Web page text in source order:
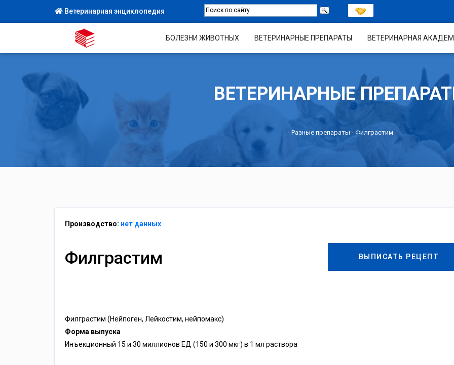
Ветеринарная энциклопедия
БОЛЕЗНИ ЖИВОТНЫХ ВЕТЕРИНАРНЫЕ ПРЕПАРАТЫ ВЕТЕРИНАРНАЯ
ВЕТЕРИНАРНЫЕ
- Разные препараты - Филграстим
Производство: нет данных
ВЫПИСАТЬ РЕЦЕПТ
Филграстим
Филграстим (Нейпоген, Лейкостим, нейпомакс)
Форма выпуска
Инъекционный 15 и 30 миллионов ЕД (150 и 300 мкг) в 1 мл раствора